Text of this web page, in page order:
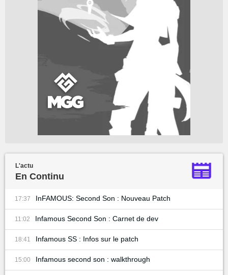
L'actu
En Continu
17:37 InFAMOUS: Second Son : Nouveau Patch
11:02 Infamous Second Son : Carnet de dev
18:41 Infamous SS : Infos sur le patch
15:00 Infamous second son : walkthrough